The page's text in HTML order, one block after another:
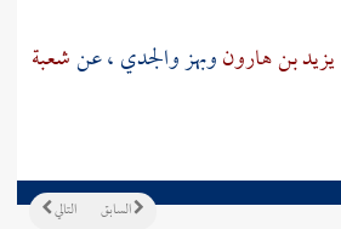
يزيد بن هارونوبهزوالجدي، عنشعبة
التالي السابق